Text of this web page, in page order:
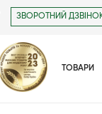
ЗВОРОТНИЙ
ТОВАРИ